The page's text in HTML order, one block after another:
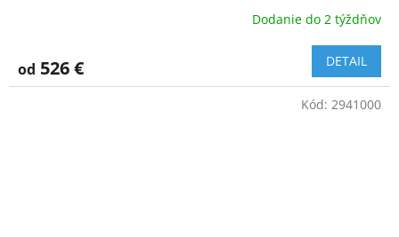
Dodanie do 2 týždňov
od 526 € DETAIL
Kód: 2941000